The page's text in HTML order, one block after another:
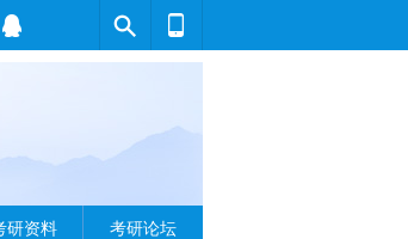
研资料 考研论坛